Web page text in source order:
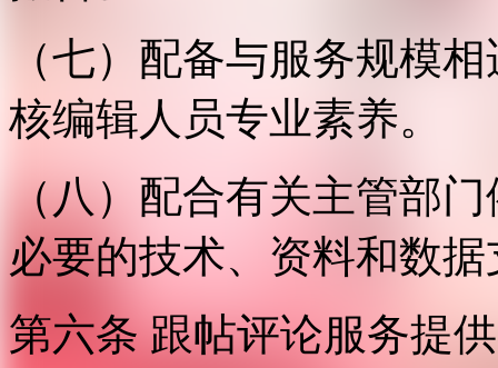
（七）配备与服务规模
核编辑人员专业素养。
（八）配合有关主管部
必要的技术、资料和数
第六条 跟帖评论服务提